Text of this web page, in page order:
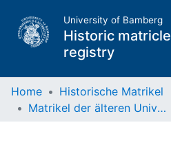
University of Bamberg
Historic matricle
registry
Home
Historische Matrikel
Matrikel der älteren Universität